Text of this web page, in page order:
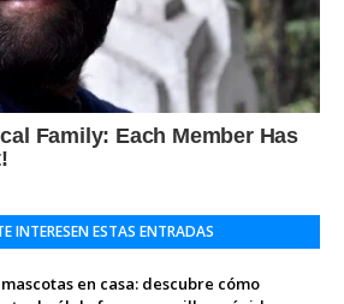
INTERESEN ESTAS ENTRADAS
en casa: descubre cómo